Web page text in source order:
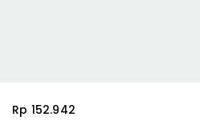
Rp 152.942